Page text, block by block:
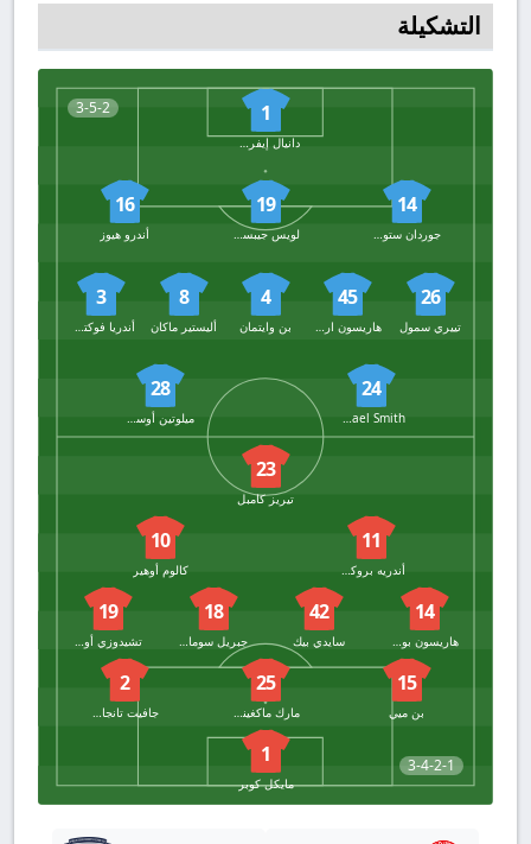
التشكيلة
3-5-2 1
دانيال إيفرسن
14
جوردان ستوري
19
لويس جيبسون
16
أندرو هيوز
26
تييري سمول
45
4
بن وايتمان
8
أليستير ماكان
3
أندريا فوكتشيفيتش
24
Michael Smith
28
ميلوتين أوسماجيك
3-4-2-1
23
تيريز كامبل
11
أندريه بروكس
10
كالوم أوهير
14
هاريسون بوروز
42
سايدي بيك
18
جبريل سوماري
19
تشيدوزي أوغبيني
15
بن ميي
25
مارك ماكغينيس
2
جافيت تانجانجا
1
مايكل كوبر